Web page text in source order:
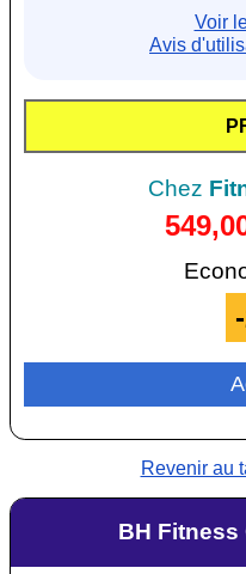
Voir
Avis
Chez
Revenir au
BH Fitness